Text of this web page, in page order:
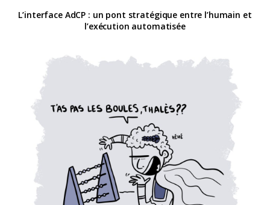
L’interface AdCP : un pont stratégique entre l’humain et
l’exécution automatisée